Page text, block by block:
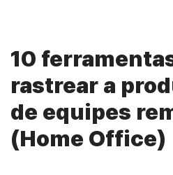
10
rastrear a
de equipes
(Home Office)